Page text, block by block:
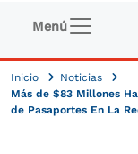
Menú
Inicio
Noticias
Más de $83 Millones
de Pasaportes En La